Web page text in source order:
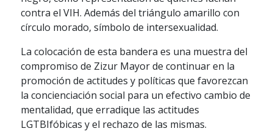
contra el VIH. Además del triángulo amarillo con
círculo morado, símbolo de intersexualidad.
La colocación de esta bandera es una muestra del
compromiso de Zizur Mayor de continuar en la
promoción de actitudes y políticas que favorezcan
la concienciación social para un efectivo cambio de
mentalidad, que erradique las actitudes
LGTBIfóbicas y el rechazo de las mismas.